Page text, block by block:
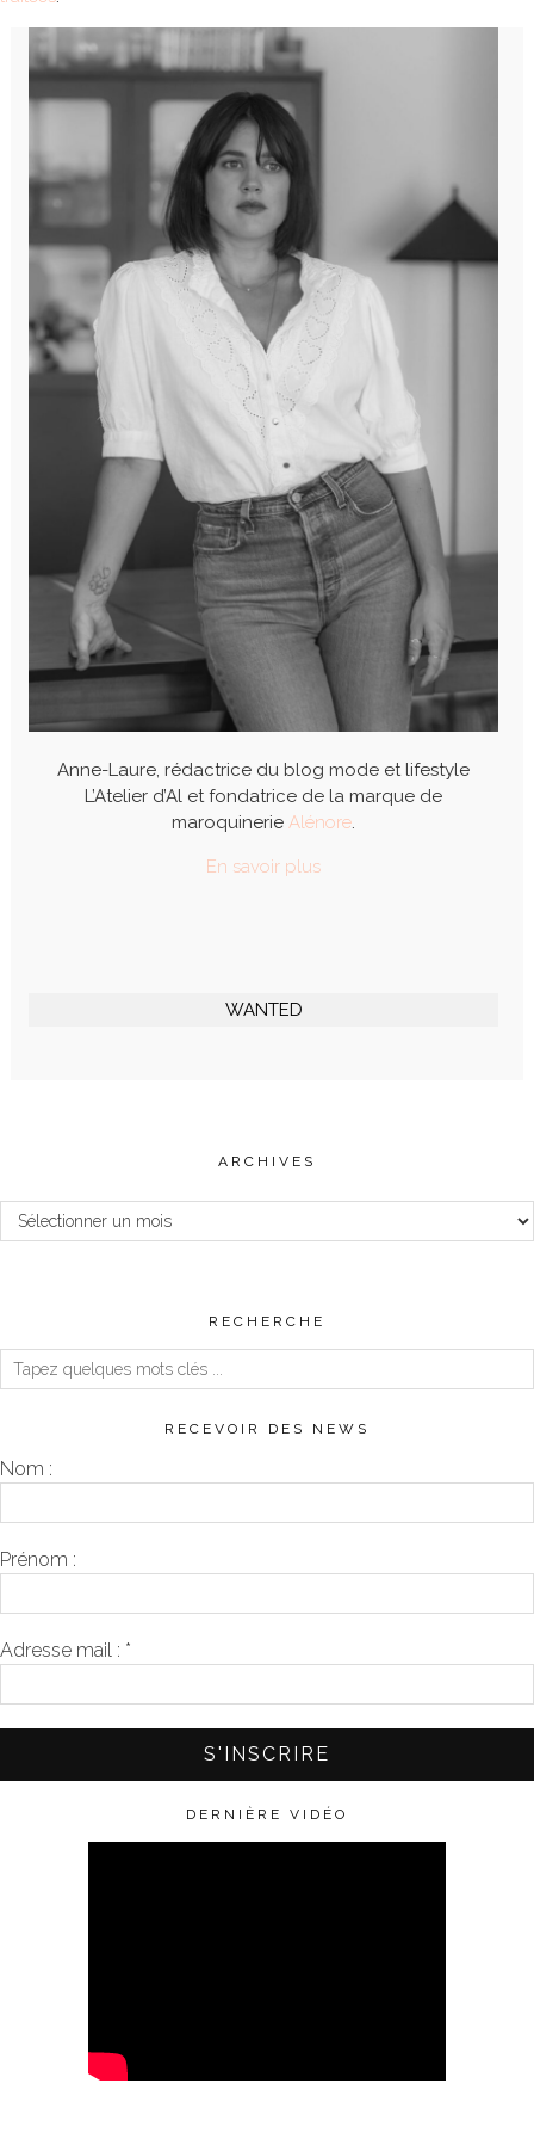
Anne-Laure, rédactrice du blog mode et lifestyle
L’Atelier d’Al et fondatrice de la marque de
maroquinerie Alénore.
En savoir plus
WANTED
ARCHIVES
Archives
RECHERCHE
RECEVOIR DES NEWS
Nom :
Prénom :
Adresse mail : *
DERNIÈRE VIDÉO